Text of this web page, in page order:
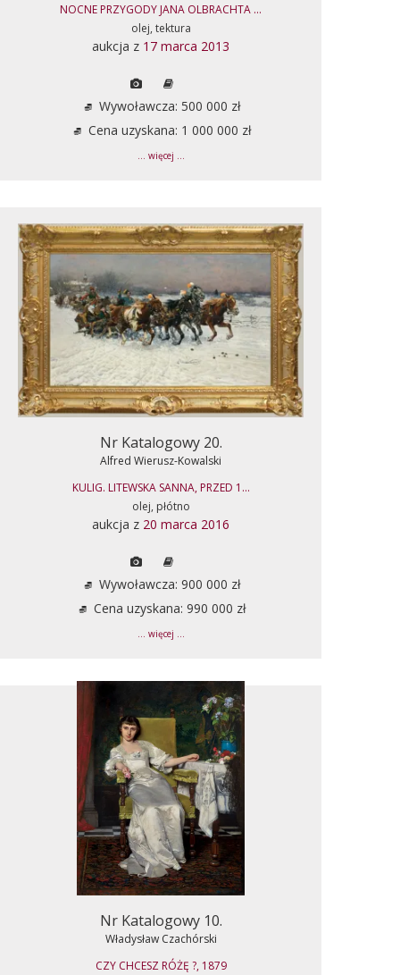
NOCNE PRZYGODY JANA OLBRACHTA ...
olej, tektura
aukcja z 17 marca 2013
Wywoławcza: 500 000 zł
Cena uzyskana: 1 000 000 zł
... więcej ...
Nr Katalogowy 20.
Alfred Wierusz-Kowalski
KULIG. LITEWSKA SANNA, PRZED 1...
olej, płótno
aukcja z 20 marca 2016
Wywoławcza: 900 000 zł
Cena uzyskana: 990 000 zł
... więcej ...
Nr Katalogowy 10.
Władysław Czachórski
CZY CHCESZ RÓŻĘ ?, 1879